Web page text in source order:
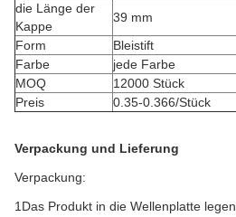
die Länge der
Kappe
39 mm
Form
Bleistift
Farbe
jede Farbe
MOQ
12000 Stück
Preis
0.35-0.366/Stück
Verpackung und Lieferung
Verpackung:
1Das Produkt in die Wellenplatte legen.